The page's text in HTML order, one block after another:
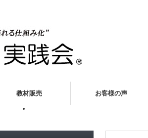
教材販売 お客様の声
売れる技術１００のチェックリスト【ダウンロード無料】